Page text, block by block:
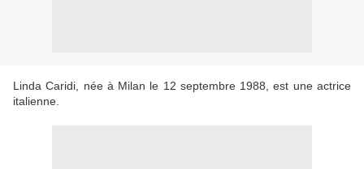
Linda Caridi, née à Milan le 12 septembre 1988, est une actrice
italienne.